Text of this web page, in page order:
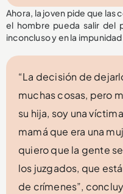
Ahora, la joven pide que las
el hombre pueda salir del
inconcluso y en la
“La decisión de
muchas cosas, pero
su hija, soy una
mamá que era una
quiero que la gente
los juzgados, que
de crímenes”,